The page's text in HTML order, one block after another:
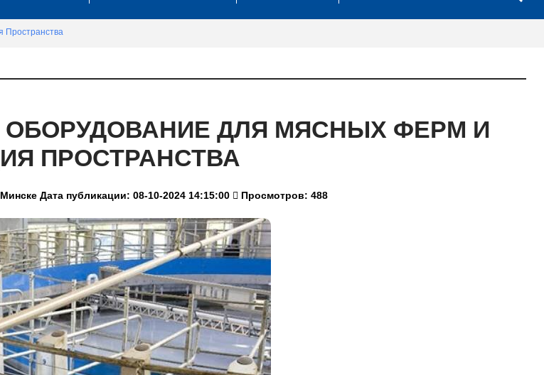
Пространства
ДЛЯ МЯСНЫХ ФЕРМ И
ПРОСТРАНСТВА
Дата публикации: 08-10-2024 14:15:00 Просмотров: 488